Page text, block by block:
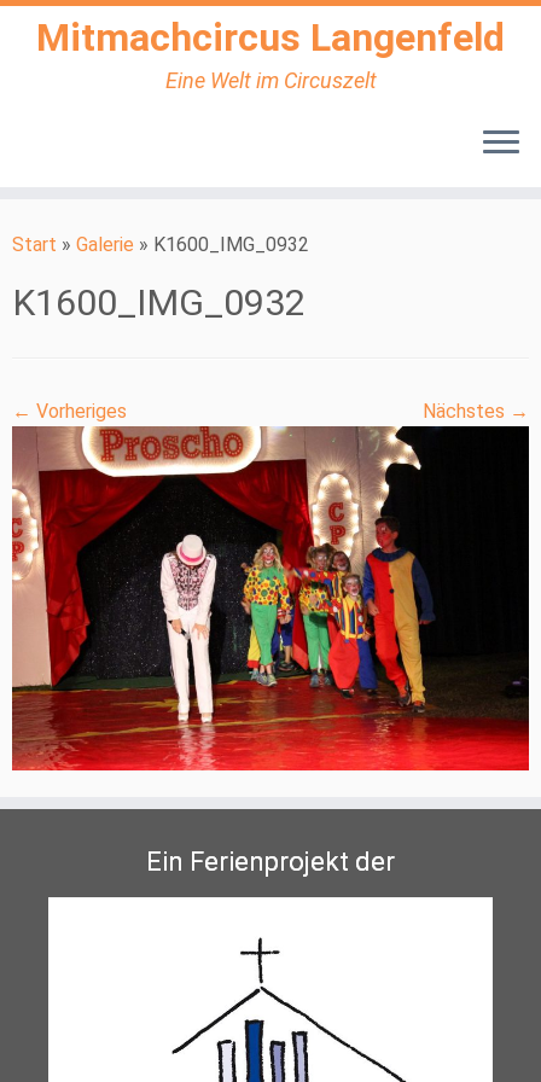
Inhalt
Mitmachcircus Langenfeld
Eine Welt im Circuszelt
Start » Galerie » K1600_IMG_0932
K1600_IMG_0932
← Vorheriges Nächstes →
Ein Ferienprojekt der